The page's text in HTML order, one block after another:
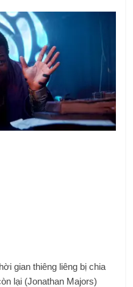
gian thiêng liêng bị chia
lại (Jonathan Majors)